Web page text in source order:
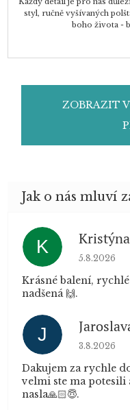
styl, ručně vyšívaných
boho života -
ZOBRAZIT
K Kristýna
5.8.2026
Krásné balení,
nadšená 🙌.
J
3.8.2026
Dakujem za rychle
velmi ste ma potesili
nasla🙏🏻😇.